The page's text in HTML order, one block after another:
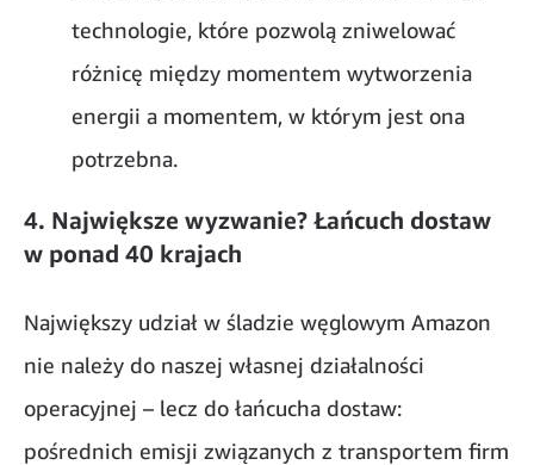
technologie, które pozwolą zniwelować
różnicę między momentem wytworzenia
energii a momentem, w którym jest ona
potrzebna.
4. Największe wyzwanie? Łańcuch dostaw
w ponad 40 krajach
Największy udział w śladzie węglowym Amazon
nie należy do naszej własnej działalności
operacyjnej – lecz do łańcucha dostaw:
pośrednich emisji związanych z transportem firm